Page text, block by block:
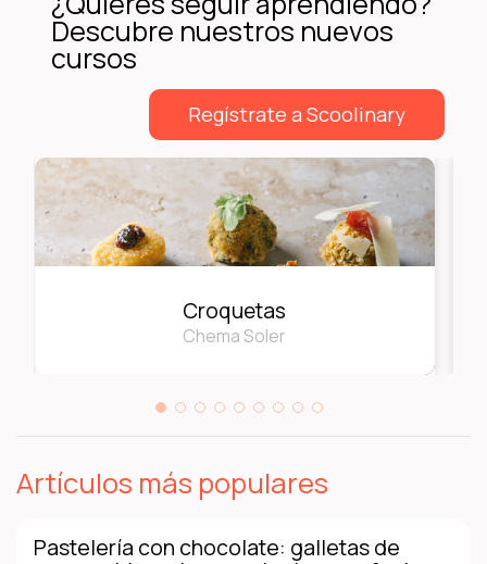
Descubre nuestros nuevos
cursos
Regístrate a Scoolinary
Croquetas
Chema Soler
Artículos más populares
Pastelería con chocolate: galletas de